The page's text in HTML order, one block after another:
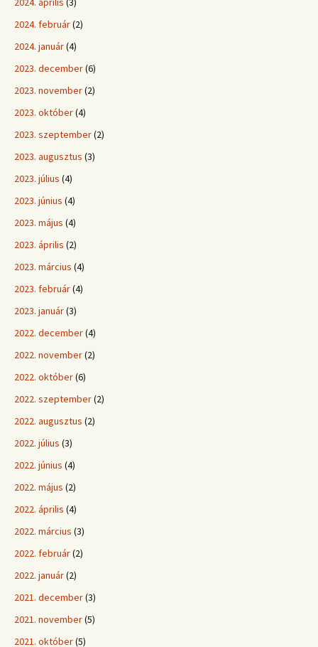
2024. február(2)
2024. január(4)
2023. december(6)
2023. november(2)
2023. október(4)
2023. szeptember(2)
2023. augusztus (3)
2023. július (4)
2023. június (4)
2023. május (4)
2023. április (2)
2023. március (4)
2023. február(4)
2023. január(3)
2022. december(4)
2022. november(2)
2022. október(6)
2022. szeptember(2)
2022. augusztus (2)
2022. július (3)
2022. június (4)
2022. május (2)
2022. április (4)
2022. március (3)
2022. február(2)
2022. január(2)
2021. december(3)
2021. november(5)
2021. október(5)